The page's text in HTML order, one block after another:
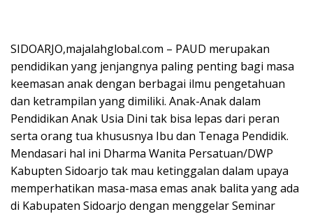
SIDOARJO,majalahglobal.com – PAUD merupakan
pendidikan yang jenjangnya paling penting bagi masa
keemasan anak dengan berbagai ilmu pengetahuan
dan ketrampilan yang dimiliki. Anak-Anak dalam
Pendidikan Anak Usia Dini tak bisa lepas dari peran
serta orang tua khususnya Ibu dan Tenaga Pendidik.
Mendasari hal ini Dharma Wanita Persatuan/DWP
Kabupten Sidoarjo tak mau ketinggalan dalam upaya
memperhatikan masa-masa emas anak balita yang ada
di Kabupaten Sidoarjo dengan menggelar Seminar